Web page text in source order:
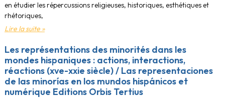
en étudier les répercussions religieuses, historiques, esthétiques et
rhétoriques,
Lire la suite »
Les représentations des minorités dans les
mondes hispaniques : actions, interactions,
réactions (xve-xxie siècle) / Las representaciones
de las minorías en los mundos hispánicos et
numérique Editions Orbis Tertius